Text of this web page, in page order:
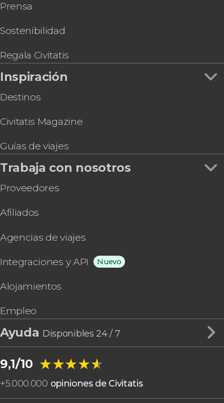
Prensa
Sostenibilidad
Regala Civitatis
Inspiración
Destinos
Civitatis Magazine
Guías de viajes
Trabaja con nosotros
Proveedores
Afiliados
Agencias de viajes
Integraciones y API Nuevo
Alojamientos
Empleo
Ayuda Disponibles 24 / 7
9,1/10 ★★★★★
★★★★★
+5.000.000 opiniones de Civitatis